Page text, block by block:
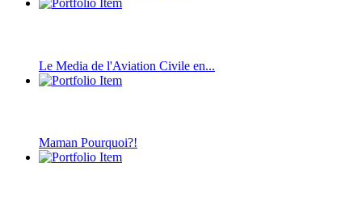
Le Media de l'Aviation Civile en...
Maman Pourquoi?!